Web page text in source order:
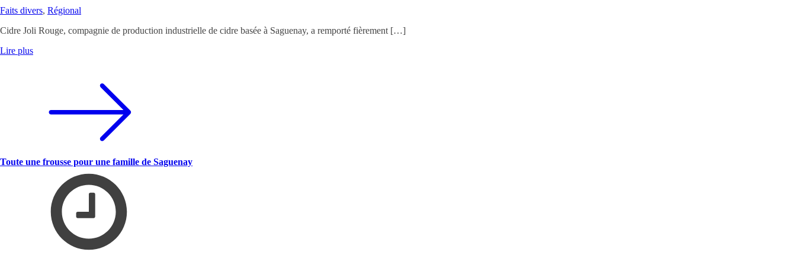
Faits divers, Régional
Cidre Joli Rouge, compagnie de production industrielle de cidre basée à Saguenay, a remporté fièrement […]
Lire plus
Toute une frousse pour une famille de Saguenay